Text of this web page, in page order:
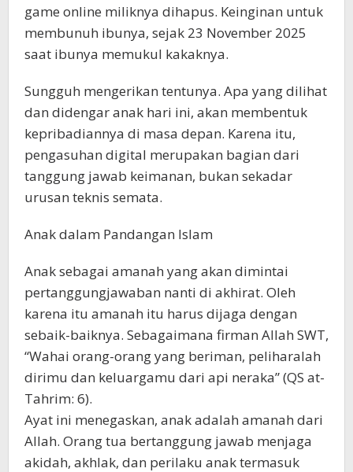
game online miliknya dihapus. Keinginan untuk
membunuh ibunya, sejak 23 November 2025
saat ibunya memukul kakaknya.
Sungguh mengerikan tentunya. Apa yang dilihat
dan didengar anak hari ini, akan membentuk
kepribadiannya di masa depan. Karena itu,
pengasuhan digital merupakan bagian dari
tanggung jawab keimanan, bukan sekadar
urusan teknis semata.
Anak dalam Pandangan Islam
Anak sebagai amanah yang akan dimintai
pertanggungjawaban nanti di akhirat. Oleh
karena itu amanah itu harus dijaga dengan
sebaik-baiknya. Sebagaimana firman Allah SWT,
“Wahai orang-orang yang beriman, peliharalah
dirimu dan keluargamu dari api neraka” (QS at-
Tahrim: 6).
Ayat ini menegaskan, anak adalah amanah dari
Allah. Orang tua bertanggung jawab menjaga
akidah, akhlak, dan perilaku anak termasuk